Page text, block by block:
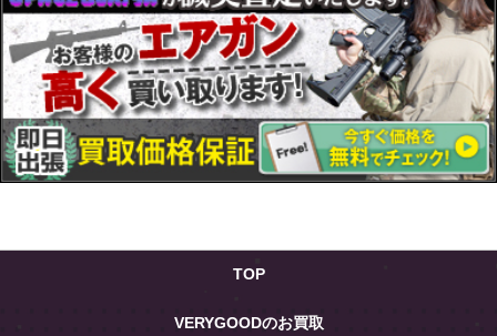
TOP
VERYGOODのお買取